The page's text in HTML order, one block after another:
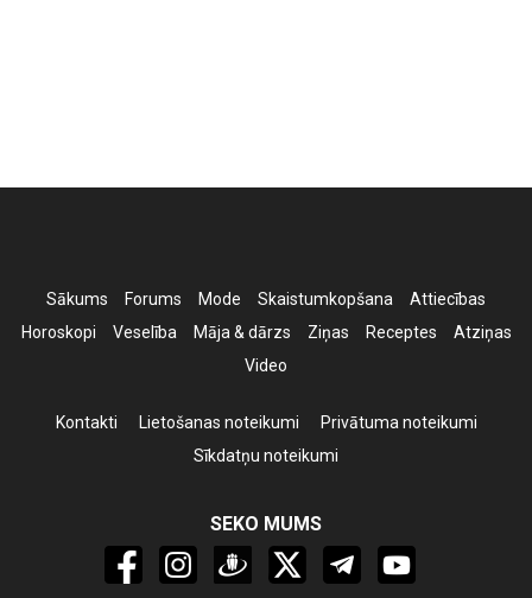
Sākums Forums Mode Skaistumkopšana
Attiecības
Horoskopi
Veselība Māja & dārzs Ziņas Receptes
Atziņas
Video
Kontakti Lietošanas noteikumi
Privātuma noteikumi
Sīkdatņu noteikumi
SEKO MUMS